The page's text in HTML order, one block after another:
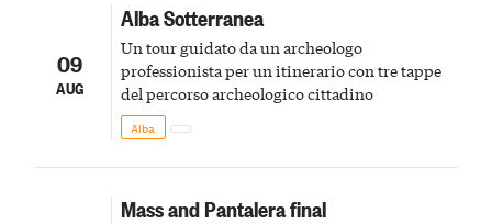
09
AUG
Alba Sotterranea
Un tour guidato da un archeologo
professionista per un itinerario con tre tappe
del percorso archeologico cittadino
Alba
Mass and Pantalera final